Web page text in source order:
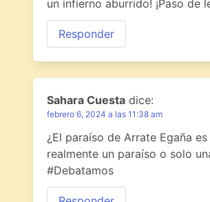
un infierno aburrido! ¡Paso de
Responder
Sahara Cuesta dice:
febrero 6, 2024 a las 11:38 am
¿El paraíso de Arrate Egaña es
realmente un paraíso o solo
#Debatamos